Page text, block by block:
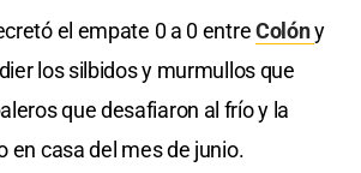
el empate 0 a 0 entreColóny
los silbidos y murmullos que
que desafiaron al frío y la
en casa del mes de junio.